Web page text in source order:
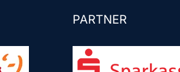
PARTNER